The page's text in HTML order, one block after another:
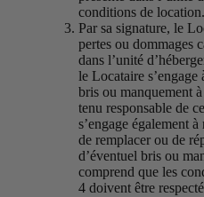
conditions de location.
Par sa signature, le
pertes ou dommages
dans l’unité
le Locataire
bris ou manquement
tenu responsable de
s’engage également
de remplacer ou de
d’éventuel bris ou
comprend que les
4 doivent être